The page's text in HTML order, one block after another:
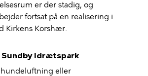
er der stadig, og
fortsat på en realisering i
Kirkens Korshær.
Idrætspark
hundeluftning eller